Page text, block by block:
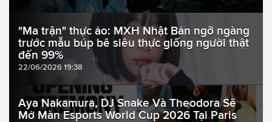
"Ma trận" thực ảo: MXH Nhật Bản ngỡ ngàng
trước mẫu búp bê siêu thực giống người thật
đến 99%
22/06/2026 19:38
Aya Nakamura, DJ Snake Và Theodora Sẽ
Mở Màn Esports World Cup 2026 Tại Paris